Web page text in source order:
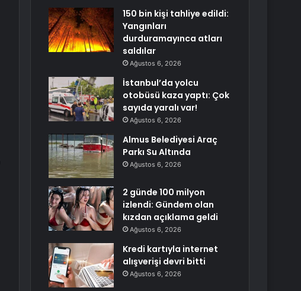
150 bin kişi tahliye edildi:
Yangınları
durduramayınca atları
saldılar
Ağustos 6, 2026
İstanbul’da yolcu
otobüsü kaza yaptı: Çok
sayıda yaralı var!
Ağustos 6, 2026
Almus Belediyesi Araç
Parkı Su Altında
Ağustos 6, 2026
2 günde 100 milyon
izlendi: Gündem olan
kızdan açıklama geldi
Ağustos 6, 2026
Kredi kartıyla internet
alışverişi devri bitti
Ağustos 6, 2026